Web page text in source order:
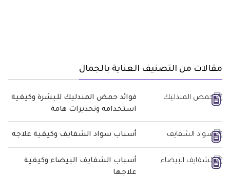
مقالات من التصنيف العناية بالجمال
فوائد حمض المندليك للبشرة وكيفية
استخدامه وتحذيرات هامة
أسباب سواد الشفايف وكيفية علاجه
أسباب الشفايف البيضاء وكيفية
علاجها